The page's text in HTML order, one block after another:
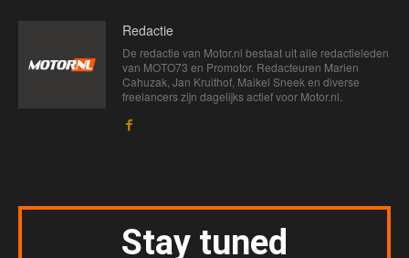
Redactie
De redactie van Motor.nl bestaat uit alle redactieleden
van MOTO73 en Promotor. Redacteuren Marien
Cahuzak, Jan Kruithof, Maikel Sneek en diverse
freelancers zijn dagelijks actief voor Motor.nl.
Stay tuned